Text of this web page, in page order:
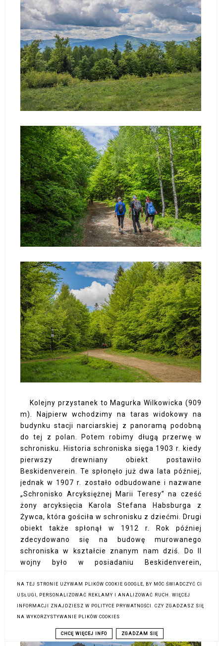
Kolejny przystanek to Magurka Wilkowicka (909
m). Najpierw wchodzimy na taras widokowy na
budynku stacji narciarskiej z panoramą podobną
do tej z polan. Potem robimy długą przerwę w
schronisku. Historia schroniska sięga 1903 r. kiedy
pierwszy drewniany obiekt postawiło
Beskidenverein. Te spłonęło już dwa lata później,
jednak w 1907 r. zostało odbudowane i nazwane
„Schronisko Arcyksiężnej Marii Teresy” na cześć
żony arcyksięcia Karola Stefana Habsburga z
Żywca, która gościła w schronisku z dziećmi. Drugi
obiekt także spłonął w 1912 r. Rok później
zdecydowano się na budowę murowanego
schroniska w kształcie znanym nam dziś. Do II
wojny było w posiadaniu Beskidenverein,
nam tu upłynęło, na odchodne grupowe zdjęcie i w
drogę.
NA TEJ STRONIE UŻYWAM PLIKÓW COOKIE GOOGLE, BY MÓC ŚWIADCZYĆ CI
USŁUGI, PERSONALIZOWAĆ REKLAMY I ANALIZOWAĆ RUCH. WIĘCEJ
INFORMACJI ZNAJDZIESZ W POLITYCE PRYWATNOŚCI. CZY ZGADZASZ SIĘ
NA WYKORZYSTYWANIE PLIKÓW COOKIES
CHCĘ WIĘCEJ INFO ZGADZAM SIĘ